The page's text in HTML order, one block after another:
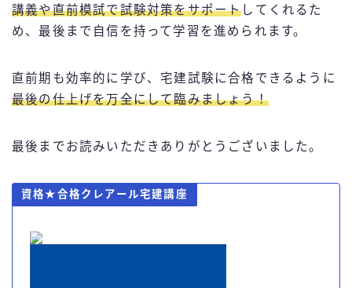
講義や直前模試で試験対策をサポートしてくれるた
め、最後まで自信を持って学習を進められます。
直前期も効率的に学び、宅建試験に合格できるように
最後の仕上げを万全にして臨みましょう！
最後までお読みいただきありがとうございました。
資格★合格クレアール宅建講座